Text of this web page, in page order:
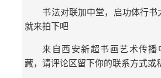
书法对联加中堂，启功体行书
就来拍下吧
来自西安新超书画艺术传
藏，请评论区留下你的联系方式或